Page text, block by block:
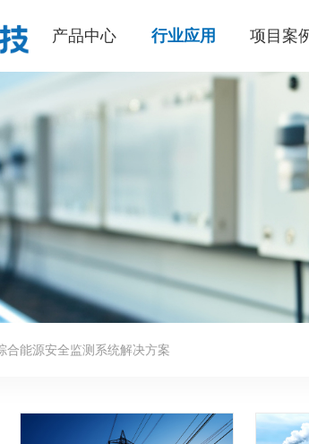
产品中心 行业应用 项目案
合能源安全监测系统解决方案